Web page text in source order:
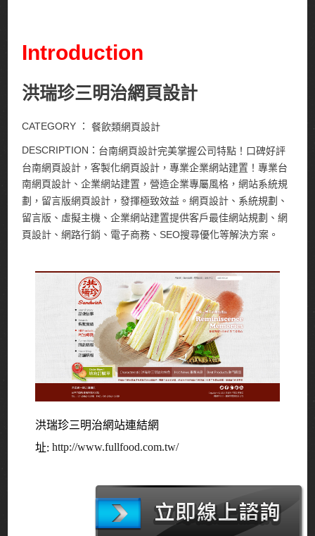
Introduction
洪瑞珍三明治網頁設計
CATEGORY ：餐飲類網頁設計
DESCRIPTION： 台南網頁設計完美掌握公司特點！口碑好評
台南網頁設計，客製化網頁設計，專業企業網站建置！專業台
南網頁設計、企業網站建置，營造企業專屬風格，網站系統規
劃，留言版網頁設計，發揮極致效益。網頁設計、系統規劃、
留言版、虛擬主機、企業網站建置提供客戶最佳網站規劃、網
頁設計、網路行銷、電子商務、SEO搜尋優化等解決方案。
洪瑞珍三明治網站連結網
址:http://www.fullfood.com.tw/